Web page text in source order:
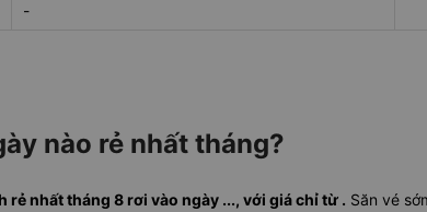
-
nào rẻ nhất tháng?
rẻ nhất tháng 8 rơi vào ngày ..., với giá chỉ từ . Săn vé